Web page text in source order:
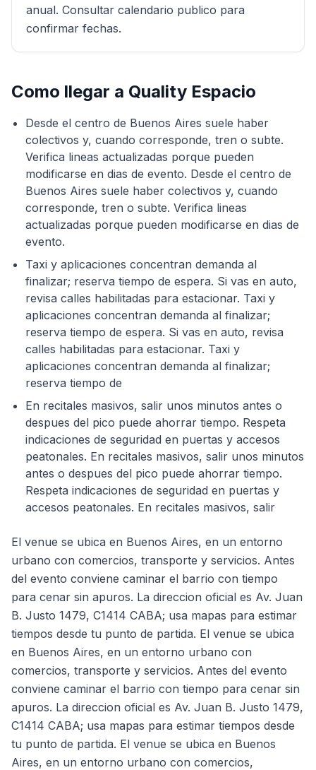
anual. Consultar calendario publico para
confirmar fechas.
Como llegar a Quality Espacio
Desde el centro de Buenos Aires suele haber
colectivos y, cuando corresponde, tren o subte.
Verifica lineas actualizadas porque pueden
modificarse en dias de evento. Desde el centro de
Buenos Aires suele haber colectivos y, cuando
corresponde, tren o subte. Verifica lineas
actualizadas porque pueden modificarse en dias de
evento.
Taxi y aplicaciones concentran demanda al
finalizar; reserva tiempo de espera. Si vas en auto,
revisa calles habilitadas para estacionar. Taxi y
aplicaciones concentran demanda al finalizar;
reserva tiempo de espera. Si vas en auto, revisa
calles habilitadas para estacionar. Taxi y
aplicaciones concentran demanda al finalizar;
reserva tiempo de
En recitales masivos, salir unos minutos antes o
despues del pico puede ahorrar tiempo. Respeta
indicaciones de seguridad en puertas y accesos
peatonales. En recitales masivos, salir unos minutos
antes o despues del pico puede ahorrar tiempo.
Respeta indicaciones de seguridad en puertas y
accesos peatonales. En recitales masivos, salir
El venue se ubica en Buenos Aires, en un entorno
urbano con comercios, transporte y servicios. Antes
del evento conviene caminar el barrio con tiempo
para cenar sin apuros. La direccion oficial es Av. Juan
B. Justo 1479, C1414 CABA; usa mapas para estimar
tiempos desde tu punto de partida. El venue se ubica
en Buenos Aires, en un entorno urbano con
comercios, transporte y servicios. Antes del evento
conviene caminar el barrio con tiempo para cenar sin
apuros. La direccion oficial es Av. Juan B. Justo 1479,
C1414 CABA; usa mapas para estimar tiempos desde
tu punto de partida. El venue se ubica en Buenos
Aires, en un entorno urbano con comercios,